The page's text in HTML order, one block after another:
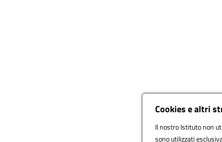
Cookies e altri
Il nostro Istituto non
sono utilizzati